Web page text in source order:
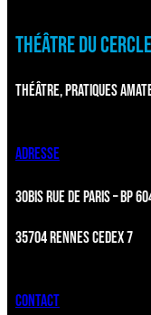
THÉÂTRE DU CERCLE
THÉÂTRE, PRATIQUES
ADRESSE
30BIS RUE DE PARIS – BP
35704 RENNES CEDEX 7
CONTACT